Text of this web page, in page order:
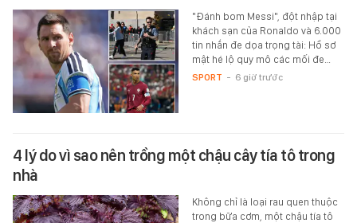
"Đánh bom Messi", đột nhập tại
khách sạn của Ronaldo và 6.000
tin nhắn đe dọa trọng tài: Hồ sơ
mật hé lộ quy mô các mối đe…
SPORT - 6 giờ trước
4 lý do vì sao nên trồng một chậu cây tía tô trong
nhà
Không chỉ là loại rau quen thuộc
trong bữa cơm, một chậu tía tô